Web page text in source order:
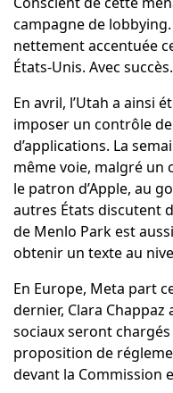
campagne de lobbying.
nettement accentuée
États-Unis. Avec succès.
En avril, l’Utah a ainsi
imposer un contrôle
d’applications. La
même voie, malgré un
le patron d’Apple, au
autres États discutent
de Menlo Park est
obtenir un texte au
En Europe, Meta part
dernier, Clara
sociaux seront
proposition de
devant la Commission